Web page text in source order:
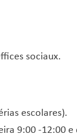
sociaux.
escolares).
9:00 -12:00 e